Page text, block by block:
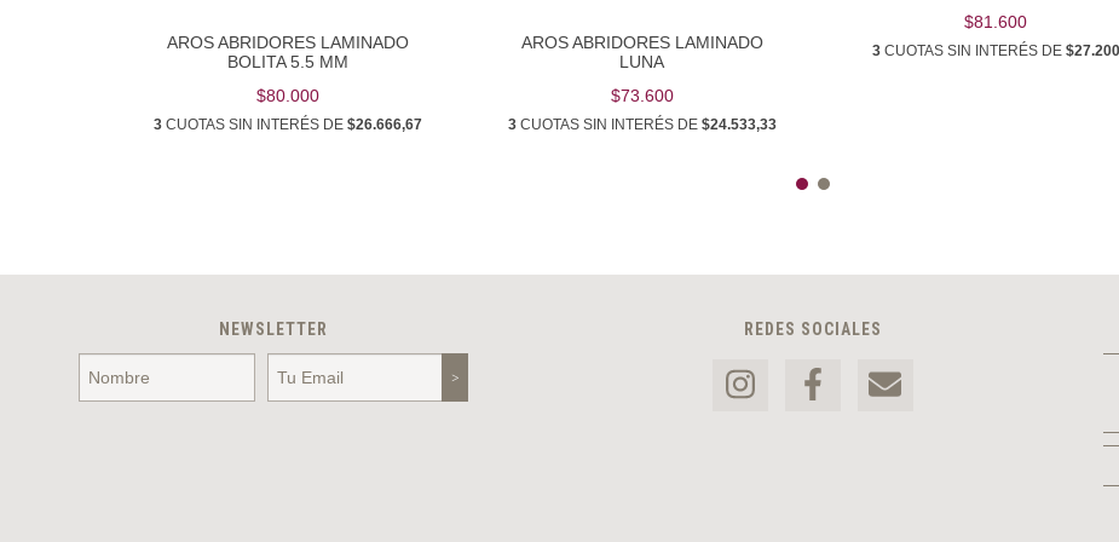
AROS ABRIDORES LAMINADO
BOLITA 5.5 MM
$80.000
3 CUOTAS SIN INTERÉS DE$26.666,67
AROS ABRIDORES LAMINADO
LUNA
$73.600
3CUOTAS SIN INTERÉS DE $24.533,33
$81.600
3CUOTAS SIN INTERÉS DE $27.200
NEWSLETTER REDES SOCIALES